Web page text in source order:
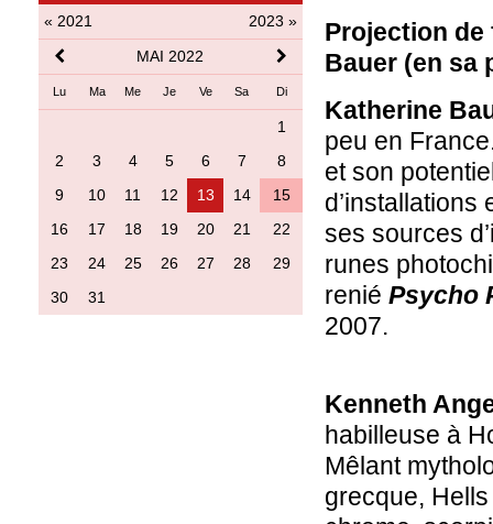
« 2021
2023 »
MAI 2022
Lu Ma Me Je Ve Sa Di
1
2
3 4 5 6 7
8
9
10 11 12 13 14
15
16
17 18 19 20 21
22
23
24 25 26 27 28
29
30
31
Projection de
Bauer (en sa
Katherine
peu en
et son
ses sources
runes
renié Psycho
2007.
Kenneth
habilleuse à
Mêlant
grecque,